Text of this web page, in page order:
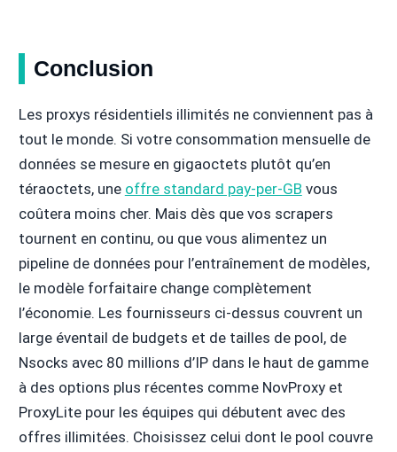
Conclusion
Les proxys résidentiels illimités ne conviennent pas à
tout le monde. Si votre consommation mensuelle de
données se mesure en gigaoctets plutôt qu’en
téraoctets, une offre standard pay-per-GB vous
coûtera moins cher. Mais dès que vos scrapers
tournent en continu, ou que vous alimentez un
pipeline de données pour l’entraînement de modèles,
le modèle forfaitaire change complètement
l’économie. Les fournisseurs ci-dessus couvrent un
large éventail de budgets et de tailles de pool, de
Nsocks avec 80 millions d’IP dans le haut de gamme
à des options plus récentes comme NovProxy et
ProxyLite pour les équipes qui débutent avec des
offres illimitées. Choisissez celui dont le pool couvre